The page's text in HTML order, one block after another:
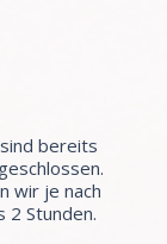
bereits
wir je nach
2 Stunden.